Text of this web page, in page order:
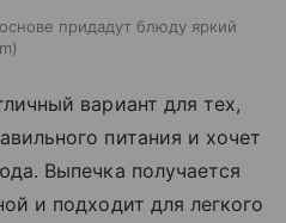
придадут блюду яркий
вариант для тех,
питания и хочет
Выпечка получается
и подходит для легкого